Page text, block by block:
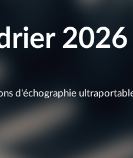
d'échographie